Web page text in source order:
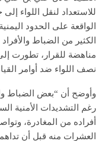
للاستعداد لنقل اللواء
الواقعة على الحدود
الكثير من الضباط
مناهضة للقرار، تطورت
نصف اللواء ضد أوامر
وأوضح أن “بعض الضباط
رغم التشديدات الأمنية
أفراده من المغادرة،
العشرات منه قبل أن